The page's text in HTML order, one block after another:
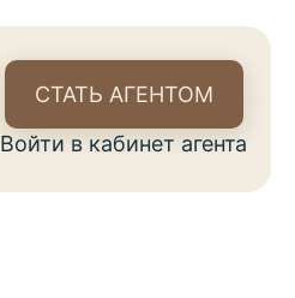
СТАТЬ АГЕНТОМ
Войти в кабинет агента